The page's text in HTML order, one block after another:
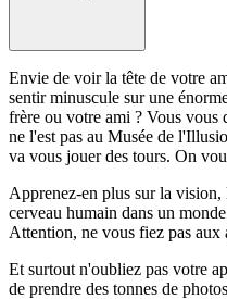
Envie de voir la tête de votre
sentir minuscule sur une
frère ou votre ami ? Vous vous
ne l'est pas au Musée de
va vous jouer des tours. On
Apprenez-en plus sur la vision,
cerveau humain dans un
Attention, ne vous fiez pas aux
Et surtout n'oubliez pas votre
de prendre des tonnes de